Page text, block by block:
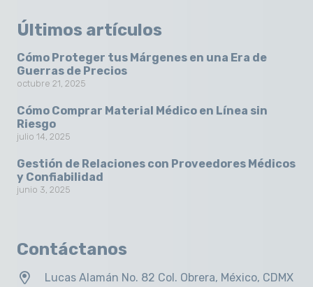
Últimos artículos
Cómo Proteger tus Márgenes en una Era de
Guerras de Precios
octubre 21, 2025
Cómo Comprar Material Médico en Línea sin
Riesgo
julio 14, 2025
Gestión de Relaciones con Proveedores Médicos
y Confiabilidad
junio 3, 2025
Contáctanos
Lucas Alamán No. 82 Col. Obrera, México, CDMX